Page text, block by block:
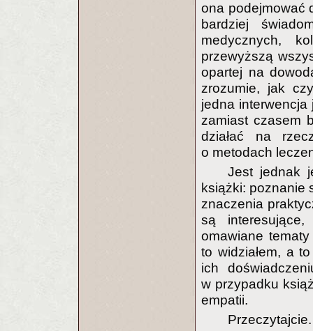
ona podejmować
bardziej
medycznych,
przewyższą
opartej na
zrozumie, jak
jedna
zamiast czasem
działać na
o metodach
Jest jednak
książki: poznanie
znaczenia
są
omawiane
to widziałem, a
ich
w przypadku
empatii.
Przeczytajcie.